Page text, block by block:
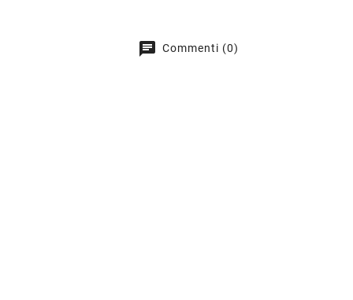
chat Commenti (0)